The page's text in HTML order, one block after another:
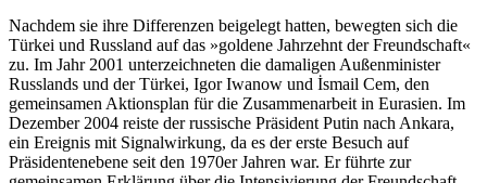
Nachdem sie ihre Differenzen beigelegt hatten, beweg­ten sich die
Türkei und Russland auf das »gol­dene Jahrzehnt der Freundschaft«
zu. Im Jahr 2001 unterzeichneten die damaligen Außenminister
Russ­lands und der Türkei, Igor Iwanow und İsmail Cem, den
gemeinsamen Aktionsplan für die Zusammen­arbeit in Eurasien. Im
Dezember 2004 reiste der russi­sche Präsident Putin nach Ankara,
ein Ereignis mit Signalwirkung, da es der erste Besuch auf
Präsidentenebene seit den 1970er Jahren war. Er führte zur